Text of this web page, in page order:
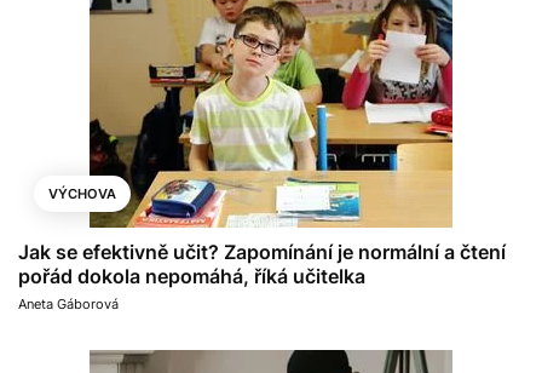
VÝCHOVA
Jak se efektivně učit? Zapomínání je normální a čtení
pořád dokola nepomáhá, říká učitelka
Aneta Gáborová